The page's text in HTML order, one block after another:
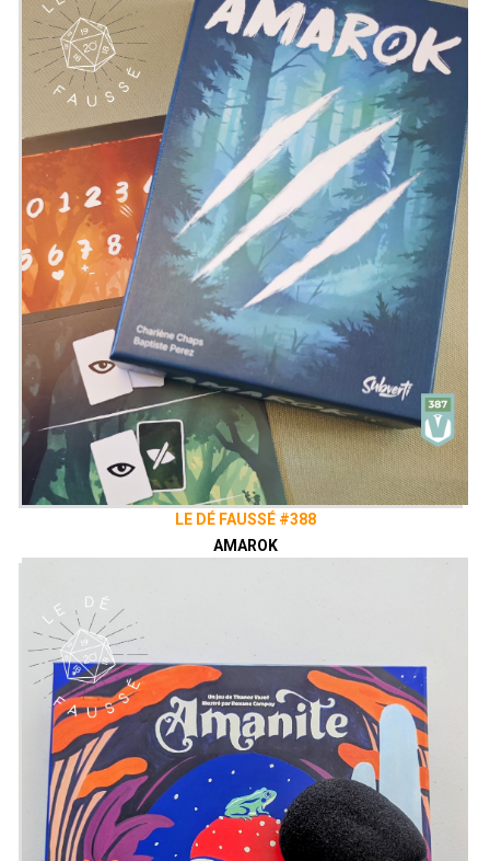
LE DÉ FAUSSÉ #388
AMAROK